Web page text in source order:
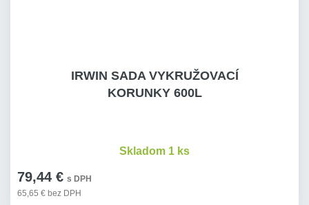
IRWIN SADA VYKRUŽOVACÍ
KORUNKY 600L
79,44 € s DPH
65,65 € bez DPH
Skladom 1 ks